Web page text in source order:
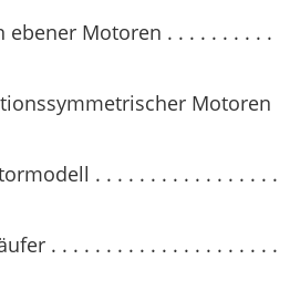
ebener Motoren . . . . . . . . . .
Motoren
. . . . . . . . . . . . . . . . .
. . . . . . . . . . . . . . . . . . . . .